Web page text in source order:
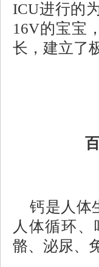
ICU进行的
16V的宝宝
长，建立了
钙是人体
人体循环
骼、泌尿、